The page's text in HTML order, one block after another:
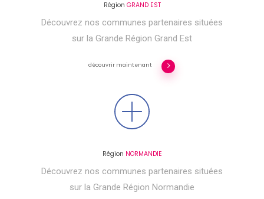
Région GRAND EST
Découvrez nos communes partenaires situées
sur la Grande Région Grand Est
découvrir maintenant
Région NORMANDIE
Découvrez nos communes partenaires situées
sur la Grande Région Normandie